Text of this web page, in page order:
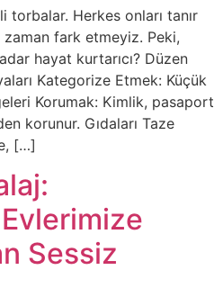
torbalar. Herkes onları tanır
fark etmeyiz. Peki,
hayat kurtarıcı? Düzen
Kategorize Etmek: Küçük
Korumak: Kimlik, pasaport
korunur. Gıdaları Taze
[…]
Sessiz